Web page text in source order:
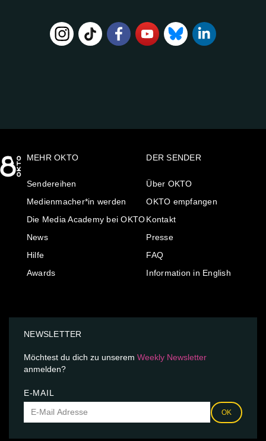
MEHR OKTO
Sendereihen
Medienmacher*in werden
Die Media Academy bei OKTO
News
Hilfe
Awards
DER SENDER
Über OKTO
OKTO empfangen
Kontakt
Presse
FAQ
Information in English
NEWSLETTER
Möchtest du dich zu unserem Weekly Newsletter
anmelden?
E-MAIL
OK